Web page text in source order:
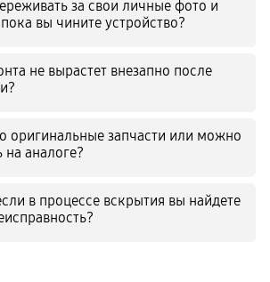
за свои личные фото и
вы чините устройство?
не вырастет внезапно после
оригинальные запчасти или можно
аналоге?
в процессе вскрытия вы найдете